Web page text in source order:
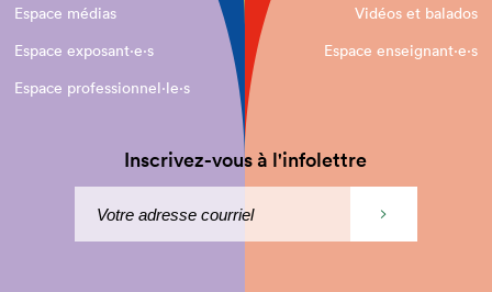
Espace médias
Vidéos et balados
Espace exposant·e⋅s
Espace enseignant·e⋅s
Espace professionnel·le⋅s
Inscrivez-vous à l'infolettre